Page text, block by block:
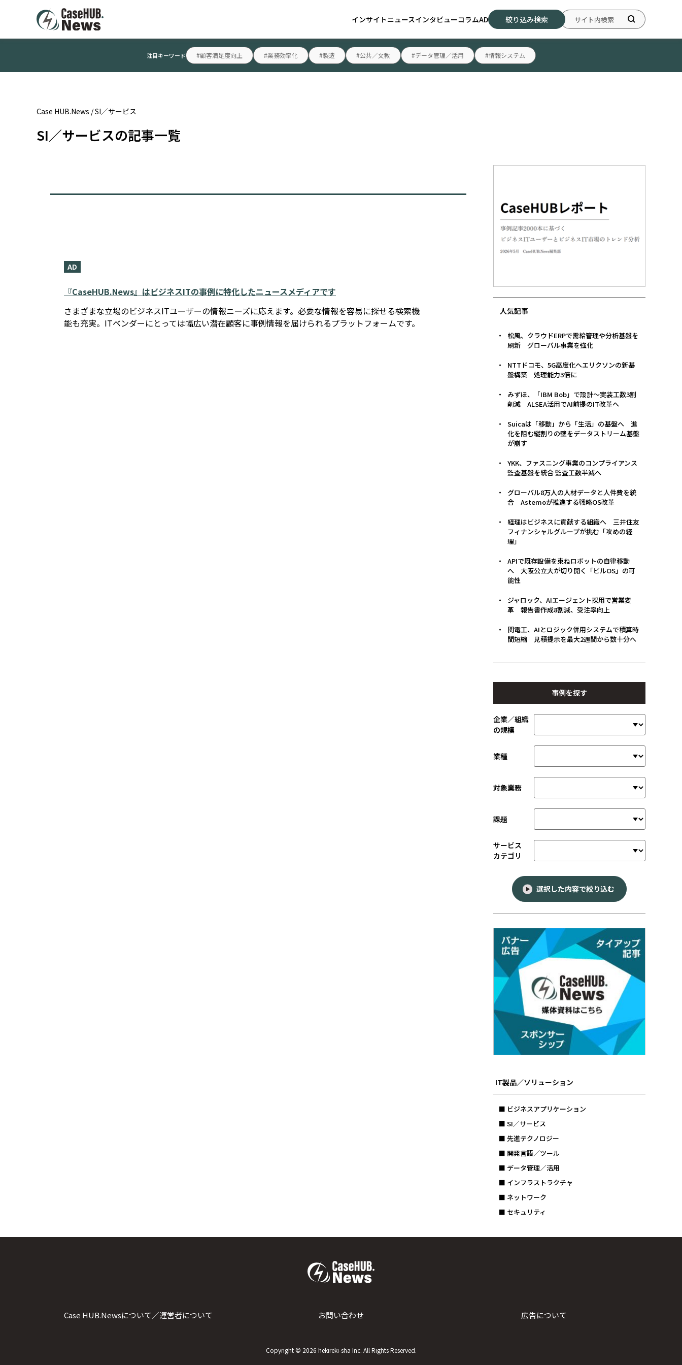
インサイトニュースインタビューコラムAD 絞り込み検索
注目キーワード #顧客満足度向上 #業務効率化 #製造 #公共／文教 #データ管理／活用 #情報システム
Case HUB.News /SI／サービス
SI／サービスの記事一覧
AD
『CaseHUB.News』はビジネスITの事例に特化したニュースメディアです
さまざまな立場のビジネスITユーザーの情報ニーズに応えます。必要な情報を容易に探せる検索機
能も充実。ITベンダーにとっては幅広い潜在顧客に事例情報を届けられるプラットフォームです。
人気記事
松風、クラウドERPで需給管理や分析基盤を
刷新 グローバル事業を強化
NTTドコモ、5G高度化へエリクソンの新基
盤構築 処理能力3倍に
みずほ、「IBM Bob」で設計〜実装工数3割
削減 ALSEA活用でAI前提のIT改革へ
Suicaは「移動」から「生活」の基盤へ 進
化を阻む縦割りの壁をデータストリーム基盤
が崩す
YKK、ファスニング事業のコンプライアンス
監査基盤を統合 監査工数半減へ
グローバル8万人の人材データと人件費を統
合 Astemoが推進する戦略OS改革
経理はビジネスに貢献する組織へ 三井住友
フィナンシャルグループが挑む「攻めの経
理」
APIで既存設備を束ねロボットの自律移動
へ 大阪公立大が切り開く「ビルOS」の可
能性
ジャロック、AIエージェント採用で営業変
革 報告書作成8割減、受注率向上
関電工、AIとロジック併用システムで積算時
間短縮 見積提示を最大2週間から数十分へ
事例を探す
企業／組織
の規模
業種
対象業務
課題
サービス
カテゴリ
選択した内容で絞り込む
IT製品／ソリューション
■ ビジネスアプリケーション
■ SI／サービス
■ 先進テクノロジー
■ 開発言語／ツール
■ データ管理／活用
■ インフラストラクチャ
■ ネットワーク
■ セキュリティ
Case HUB.Newsについて／運営者について お問い合わせ 広告について
Copyright © 2026 hekireki-sha Inc. All Rights Reserved.